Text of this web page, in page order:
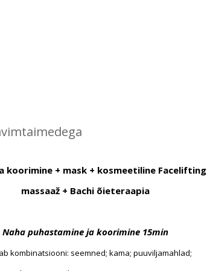
koorimine + mask + kosmeetiline Facelifting
massaaž + Bachi õieteraapia
Naha puhastamine ja koorimine 15min
kombinatsiooni: seemned; kama; puuviljamahlad;